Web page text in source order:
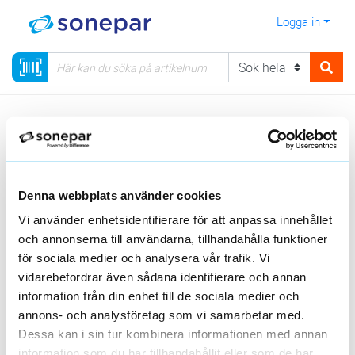
Denna webbplats använder cookies
Vi använder enhetsidentifierare för att anpassa innehållet
och annonserna till användarna, tillhandahålla funktioner
för sociala medier och analysera vår trafik. Vi
vidarebefordrar även sådana identifierare och annan
information från din enhet till de sociala medier och
annons- och analysföretag som vi samarbetar med.
Dessa kan i sin tur kombinera informationen med annan
Logga in
Visa produkter från alla underliggande kategorier
Kontakter Chassikontakter Fördelningsblock